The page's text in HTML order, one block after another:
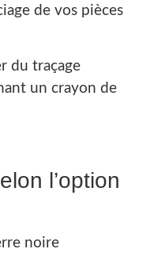
de vos pièces
du traçage
un crayon de
l’option
noire